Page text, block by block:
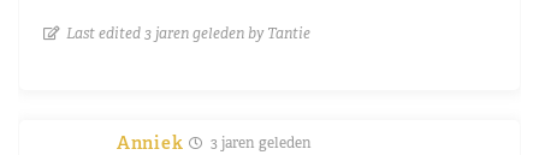
Last edited 3 jaren geleden by Tantie
Anniek 3 jaren geleden